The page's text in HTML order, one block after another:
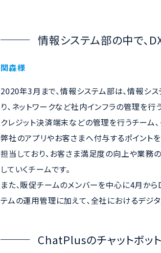
情報システム部の中で、
関森様
2020年3月まで、情報システム部は、情報シ
り、ネットワークなど社内インフラの管理を
クレジット決済端末などの管理を行うチーム
弊社のアプリやお客さまへ付与するポイント
担当しており、お客さま満足度の向上や業務
していくチームです。
また、販促チームのメンバーを中心に4月か
テムの運用管理に加えて、全社におけるデジ
ChatPlusのチャットボッ